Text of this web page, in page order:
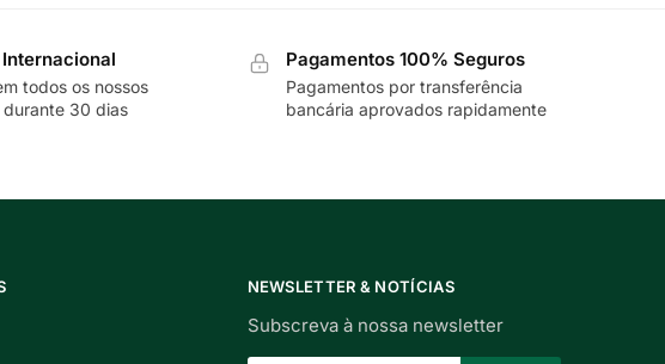
todos os nossos
30 dias
Pagamentos 100% Seguros
Pagamentos por transferência
bancária aprovados rapidamente
NEWSLETTER & NOTÍCIAS
Subscreva à nossa newsletter